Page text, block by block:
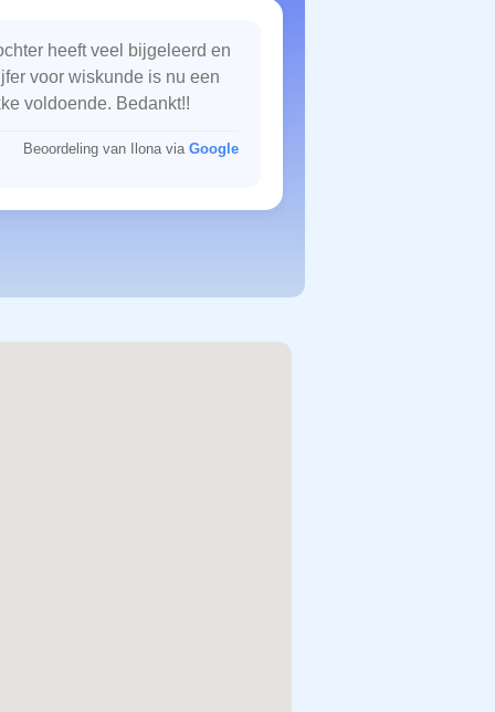
heeft veel bijgeleerd en
voor wiskunde is nu een
voldoende. Bedankt!!
Beoordeling van Ilona via Google